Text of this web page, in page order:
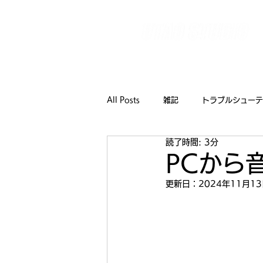
All Posts 雑記 トラブルシュー
PCから
読了時間: 3分
更新日： 2024年11月13